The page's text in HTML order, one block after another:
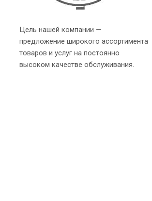
Цель нашей компании —
предложение широкого ассортимента
товаров и услуг на постоянно
высоком качестве обслуживания.